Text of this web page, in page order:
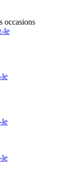
occasions
le
le
le
le